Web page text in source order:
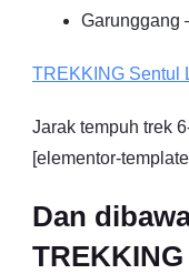
Garunggang
TREKKING Sentul
Jarak tempuh trek
[elementor-
Dan